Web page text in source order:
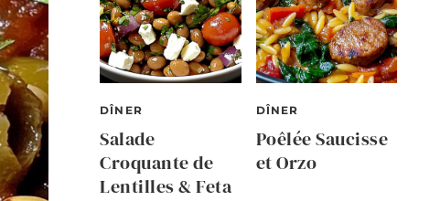
DÎNER
Salade
Croquante de
Lentilles & Feta
DÎNER
Poêlée Saucisse
et Orzo